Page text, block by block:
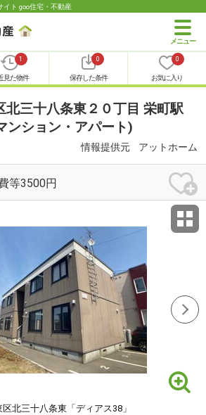
イト goo住宅・不動産
1
見た物件
0
保存した条件
0
お気に入り
北三十八条東２０丁目 栄町駅
ンション・アパート)
情報提供元 アットホーム
等3500円
北三十八条東「ディアス38」